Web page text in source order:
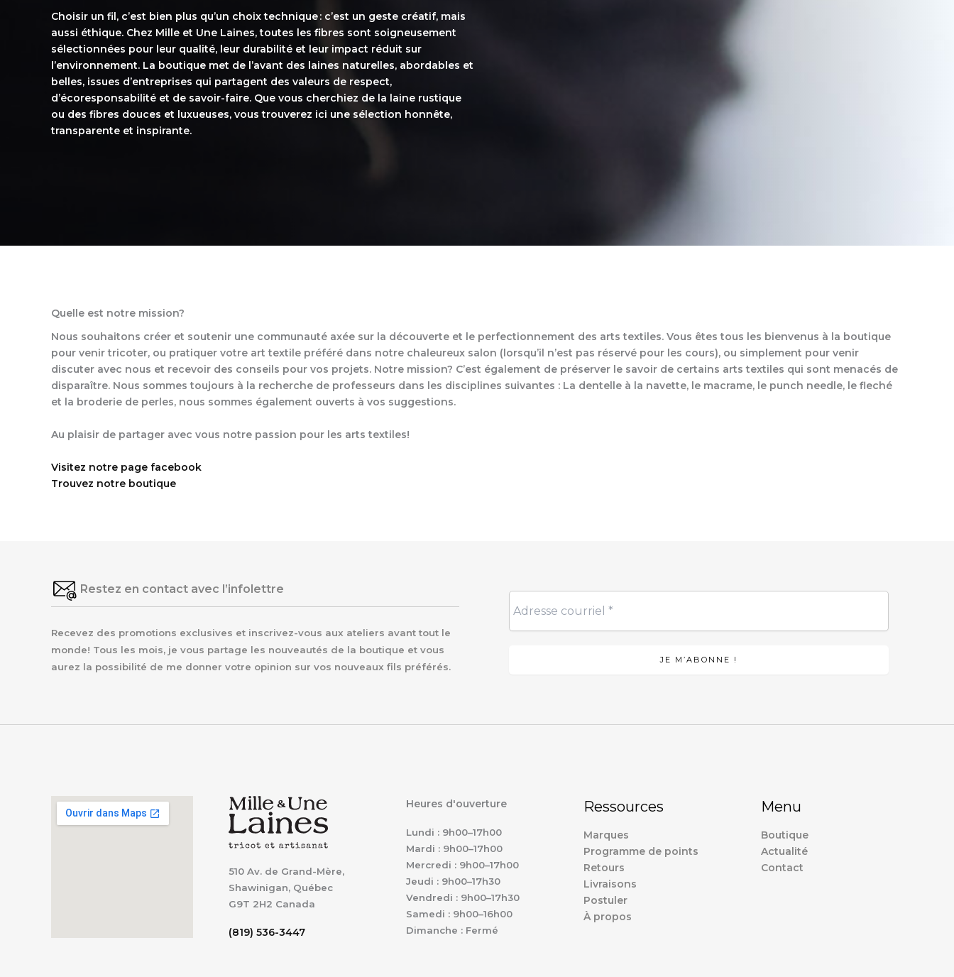
Choisir un fil, c’est bien plus qu’un choix technique : c’est un geste créatif, mais
aussi éthique. Chez Mille et Une Laines, toutes les fibres sont soigneusement
sélectionnées pour leur qualité, leur durabilité et leur impact réduit sur
l’environnement. La boutique met de l’avant des laines naturelles, abordables et
belles, issues d’entreprises qui partagent des valeurs de respect,
d’écoresponsabilité et de savoir-faire. Que vous cherchiez de la laine rustique
ou des fibres douces et luxueuses, vous trouverez ici une sélection honnête,
transparente et inspirante.
Quelle est notre mission?
Nous souhaitons créer et soutenir une communauté axée sur la découverte et le perfectionnement des arts textiles. Vous êtes tous les bienvenus à la boutique
pour venir tricoter, ou pratiquer votre art textile préféré dans notre chaleureux salon (lorsqu’il n’est pas réservé pour les cours), ou simplement pour venir
discuter avec nous et recevoir des conseils pour vos projets. Notre mission? C’est également de préserver le savoir de certains arts textiles qui sont menacés de
disparaître. Nous sommes toujours à la recherche de professeurs dans les disciplines suivantes : La dentelle à la navette, le macrame, le punch needle, le fleché
et la broderie de perles, nous sommes également ouverts à vos suggestions.
Au plaisir de partager avec vous notre passion pour les arts textiles!
Visitez notre page facebook
Trouvez notre boutique
Restez en contact avec l’infolettre
Recevez des promotions exclusives et inscrivez-vous aux ateliers avant tout le
monde! Tous les mois, je vous partage les nouveautés de la boutique et vous
aurez la possibilité de me donner votre opinion sur vos nouveaux fils préférés.
510 Av. de Grand-Mère,
Shawinigan, Québec
G9T 2H2 Canada
(819) 536-3447
Heures d'ouverture
Lundi : 9h00–17h00
Mardi : 9h00–17h00
Mercredi : 9h00–17h00
Jeudi : 9h00–17h30
Vendredi : 9h00–17h30
Samedi : 9h00–16h00
Dimanche : Fermé
Ressources
Marques
Programme de points
Retours
Livraisons
Postuler
À propos
Menu
Boutique
Actualité
Contact